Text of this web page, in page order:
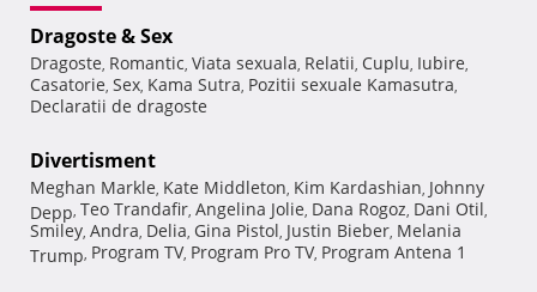
Dragoste & Sex
Dragoste, Romantic, Viata sexuala, Relatii, Cuplu, Iubire,
Casatorie, Sex, Kama Sutra, Pozitii sexuale Kamasutra,
Declaratii de dragoste
Divertisment
Meghan Markle, Kate Middleton, Kim Kardashian, Johnny
Depp, Teo Trandafir, Angelina Jolie, Dana Rogoz, Dani Otil,
Smiley, Andra, Delia, Gina Pistol, Justin Bieber, Melania
Trump, Program TV, Program Pro TV, Program Antena 1